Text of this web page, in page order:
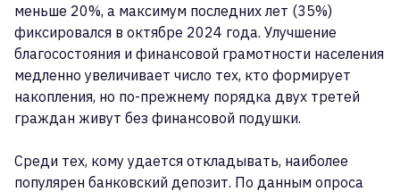
меньше 20%, а максимум последних лет (35%)
фиксировался в октябре 2024 года. Улучшение
благосостояния и финансовой грамотности населения
медленно увеличивает число тех, кто формирует
накопления, но по-прежнему порядка двух третей
граждан живут без финансовой подушки.
Среди тех, кому удается откладывать, наиболее
популярен банковский депозит. По данным опроса